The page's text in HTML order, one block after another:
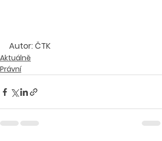
Autor: ČTK
Aktuálně
Právní